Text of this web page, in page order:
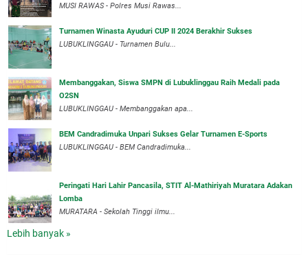
MUSI RAWAS - Polres Musi Rawas...
Turnamen Winasta Ayuduri CUP II 2024 Berakhir Sukses
LUBUKLINGGAU - Turnamen Bulu...
Membanggakan, Siswa SMPN di Lubuklinggau Raih Medali pada
O2SN
LUBUKLINGGAU - Membanggakan apa...
BEM Candradimuka Unpari Sukses Gelar Turnamen E-Sports
LUBUKLINGGAU - BEM Candradimuka...
Peringati Hari Lahir Pancasila, STIT Al-Mathiriyah Muratara Adakan
Lomba
MURATARA - Sekolah Tinggi ilmu...
Lebih banyak »